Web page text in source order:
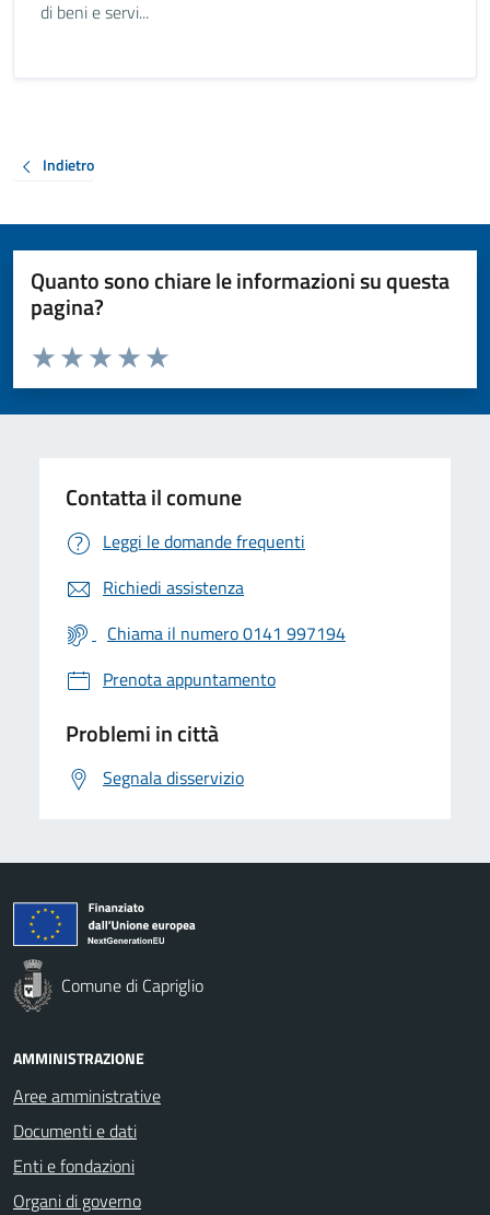
di beni e servi...
Indietro
Quanto sono chiare le informazioni su questa
pagina?
Valuta da 1 a 5 stelle la pagina
Valuta 5 stelle su 5
Valuta 4 stelle su 5
Valuta 3 stelle su 5
Valuta 2 stelle su 5
Valuta 1 stelle su 5
Contatta il comune
Leggi le domande frequenti
Richiedi assistenza
Chiama il numero 0141 997194
Prenota appuntamento
Problemi in città
Segnala disservizio
Comune di Capriglio
AMMINISTRAZIONE
Aree amministrative
Documenti e dati
Enti e fondazioni
Organi di governo